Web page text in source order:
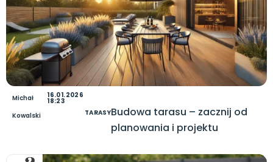
Michał
Kowalski
16.01.2026
18:23
TARASYBudowa tarasu – zacznij od
planowania i projektu